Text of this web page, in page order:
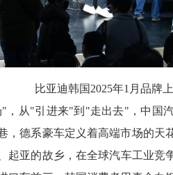
比亚迪韩国2025年1月品牌
，从"引进来"到"走出去"，中国
，德系豪车定义着高端市场的
亚的故乡，在全球汽车工业